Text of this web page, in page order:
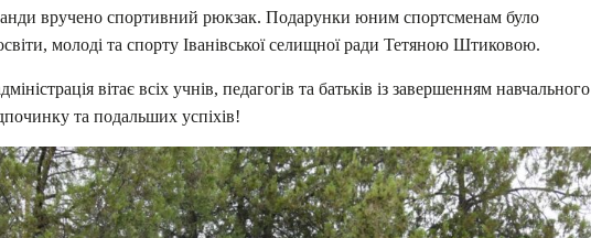
вручено спортивний рюкзак. Подарунки юним спортсменам було
молоді та спорту Іванівської селищної ради Тетяною Штиковою.
вітає всіх учнів, педагогів та батьків із завершенням навчального
та подальших успіхів!